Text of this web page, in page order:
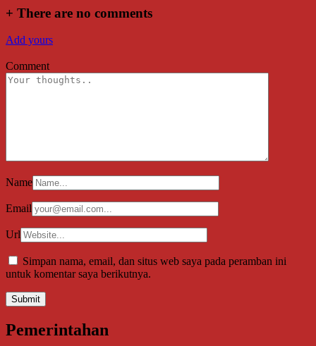
+ There are no comments
Add yours
Comment
Name
Email
Url
Simpan nama, email, dan situs web saya pada peramban ini
untuk komentar saya berikutnya.
Pemerintahan